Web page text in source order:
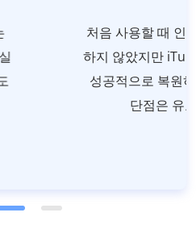
이스의 작동 지침을 참조
백업의 whatsapp 세션을
정말 유용합니다.유일한
프트웨어입니다.